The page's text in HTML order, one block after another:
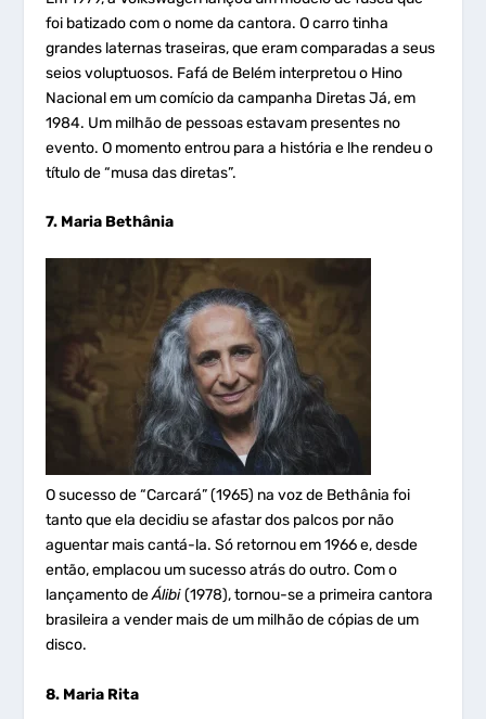
foi batizado com o nome da cantora. O carro tinha
grandes laternas traseiras, que eram comparadas a seus
seios voluptuosos. Fafá de Belém interpretou o Hino
Nacional em um comício da campanha Diretas Já, em
1984. Um milhão de pessoas estavam presentes no
evento. O momento entrou para a história e lhe rendeu o
título de “musa das diretas”.
7. Maria Bethânia
O sucesso de “Carcará” (1965) na voz de Bethânia foi
tanto que ela decidiu se afastar dos palcos por não
aguentar mais cantá-la. Só retornou em 1966 e, desde
então, emplacou um sucesso atrás do outro. Com o
lançamento deÁlibi(1978), tornou-se a primeira cantora
brasileira a vender mais de um milhão de cópias de um
disco.
8. Maria Rita